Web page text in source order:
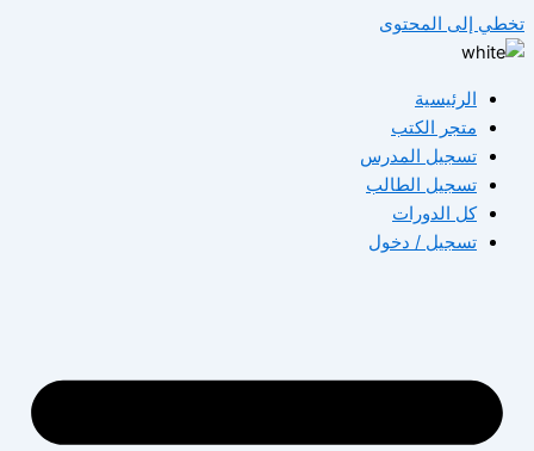
تخطي إلى المحتوى
الرئيسية
متجر الكتب
تسجيل المدرس
تسجيل الطالب
كل الدورات
تسجيل / دخول